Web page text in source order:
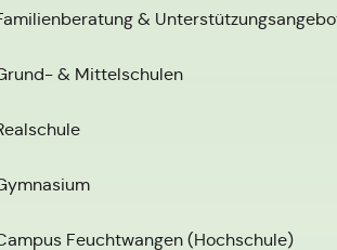
&
& Mittelschulen
Feuchtwangen (Hochschule)